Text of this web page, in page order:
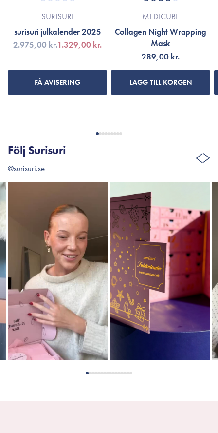
SURISURI
surisuri julkalender 2025
2.975,00 kr.1.329,00 kr.
FÅ AVISERING
MEDICUBE
Collagen Night Wrapping
Mask
289,00 kr.
LÄGG TILL KORGEN
Följ Surisuri
@surisuri.se